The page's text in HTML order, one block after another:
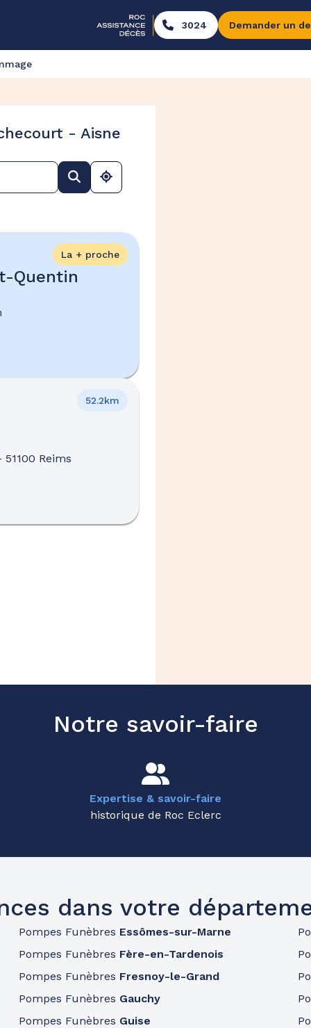
3024 Demander un
- Aisne
Quentin
La + proche
52.2km
51100 Reims
Notre savoir-faire
Expertise & savoir-faire
historique de Roc Eclerc
dans votre
Pompes Funèbres Essômes-sur-Marne
Pompes Funèbres Fère-en-Tardenois
Pompes Funèbres Fresnoy-le-Grand
Pompes Funèbres Gauchy
Pompes Funèbres Guise